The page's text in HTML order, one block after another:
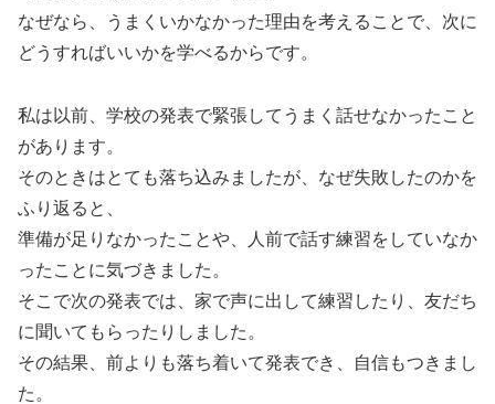
なぜなら、うまくいかなかった理由を考えることで、次に
どうすればいいかを学べるからです。
私は以前、学校の発表で緊張してうまく話せなかったこと
があります。
そのときはとても落ち込みましたが、なぜ失敗したのかを
ふり返ると、
準備が足りなかったことや、人前で話す練習をしていなか
ったことに気づきました。
そこで次の発表では、家で声に出して練習したり、友だち
に聞いてもらったりしました。
その結果、前よりも落ち着いて発表でき、自信もつきまし
た。